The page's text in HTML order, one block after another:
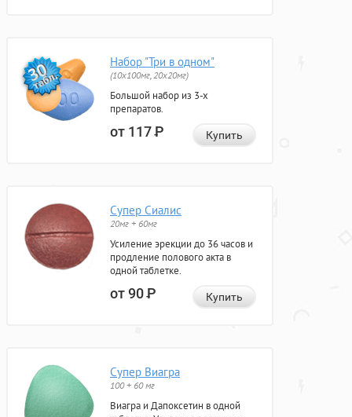
Набор "Три в одном"
(10x100мг, 20x20мг)
Большой набор из 3-х
препаратов.
от 117Р Купить
Супер Сиалис
20мг + 60мг
Усиление эрекции до 36 часов и
продление полового акта в
одной таблетке.
от 90Р Купить
Супер Виагра
100 + 60 мг
Виагра и Дапоксетин в одной